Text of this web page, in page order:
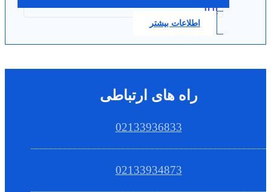
0.0
اطلاعات بیشتر
راه های ارتباطی
02133936833
02133934873